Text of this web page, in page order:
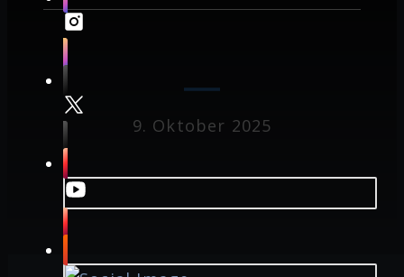
9. Oktober 2025